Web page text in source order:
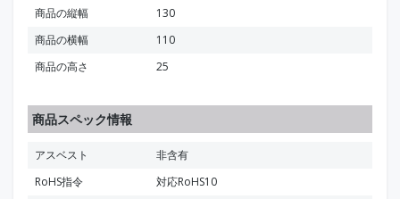
商品の縦幅
130
商品の横幅
110
商品の高さ
25
商品スペック情報
アスベスト
非含有
RoHS指令
対応RoHS10